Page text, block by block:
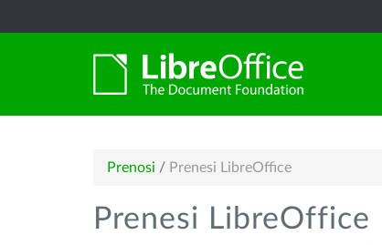
Prenosi / Prenesi LibreOffice
Prenesi LibreOffice